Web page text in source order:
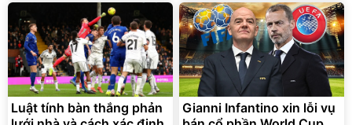
Luật tính bàn thắng phản
Gianni Infantino xin lỗi vụ